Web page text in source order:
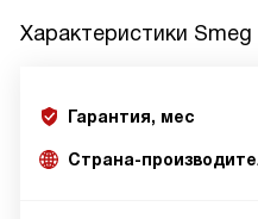
Характеристики Smeg
Гарантия, мес
Страна-